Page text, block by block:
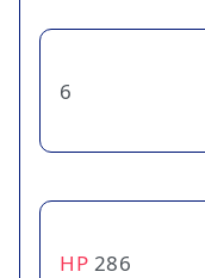
6
286
HP